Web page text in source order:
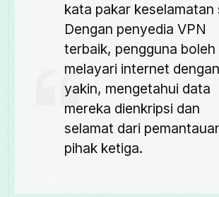
kata pakar keselamatan
Dengan penyedia VPN
terbaik, pengguna boleh
melayari internet dengan
yakin, mengetahui data
mereka dienkripsi dan
selamat dari
pihak ketiga.